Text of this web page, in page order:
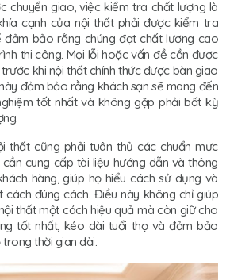
chuyển giao, việc kiểm tra chất lượng là
cạnh của nội thất phải được kiểm tra
đảm bảo rằng chúng đạt chất lượng cao
thi công. Mọi lỗi hoặc vấn đề cần được
khi nội thất chính thức được bàn giao
đảm bảo rằng khách sạn sẽ mang đến
tốt nhất và không gặp phải bất kỳ
thất cũng phải tuân thủ các chuẩn mực
cung cấp tài liệu hướng dẫn và thông
hàng, giúp họ hiểu cách sử dụng và
đúng cách. Điều này không chỉ giúp
thất một cách hiệu quả mà còn giữ cho
tốt nhất, kéo dài tuổi thọ và đảm bảo
thời gian dài.